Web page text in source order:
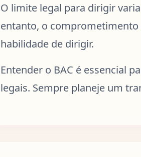
O limite legal para dirigir
entanto, o comprometimento
habilidade de dirigir.
Entender o BAC é essencial
legais. Sempre planeje um